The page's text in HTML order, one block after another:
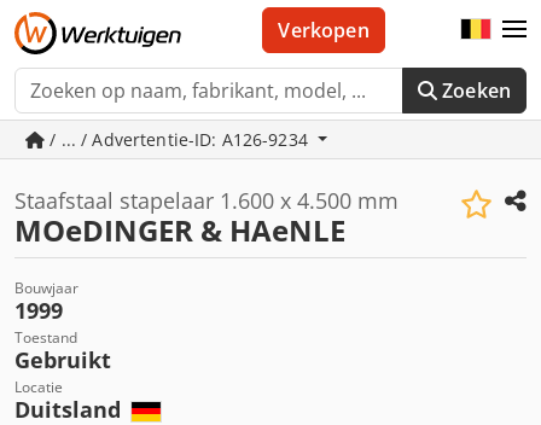
Zoeken
Verkopen
/ ... / Advertentie-ID: A126-9234
Staafstaal stapelaar 1.600 x 4.500 mm
MOeDINGER & HAeNLE
Bouwjaar
1999
Toestand
Gebruikt
Locatie
Duitsland